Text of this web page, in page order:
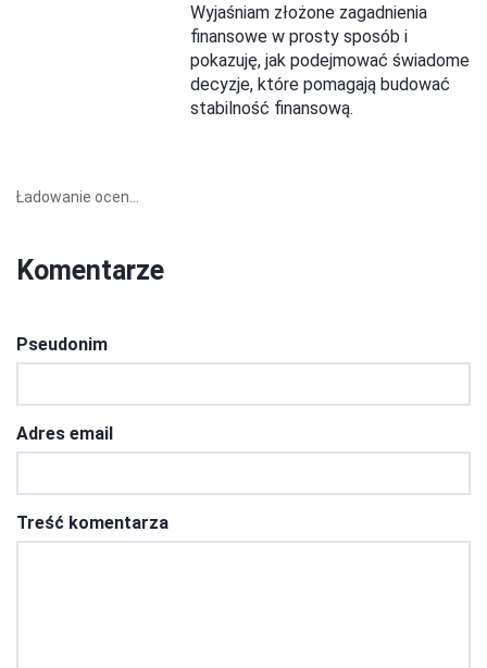
Wyjaśniam złożone zagadnienia
finansowe w prosty sposób i
pokazuję, jak podejmować świadome
decyzje, które pomagają budować
stabilność finansową.
Ładowanie ocen...
Komentarze
Pseudonim
Adres email
Treść komentarza